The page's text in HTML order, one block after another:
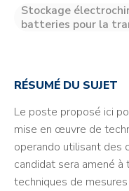
Stockage
batteries pour la
RÉSUMÉ DU SUJET
Le poste proposé ici
mise en œuvre de
operando utilisant des
candidat sera amené
techniques de